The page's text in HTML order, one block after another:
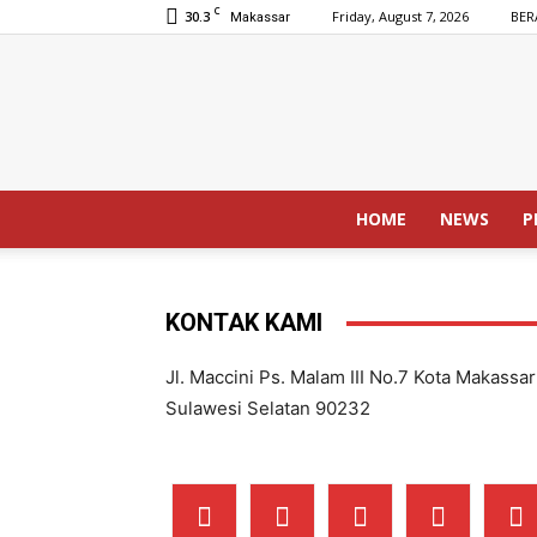
30.3 C Makassar Friday, August 7, 2026
HOME NEWS
KONTAK KAMI
Jl. Maccini Ps. Malam III No.7 Kota Makassar
Sulawesi Selatan 90232